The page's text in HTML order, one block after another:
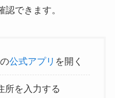
できます。
公式アプリ を開く
所を入力する